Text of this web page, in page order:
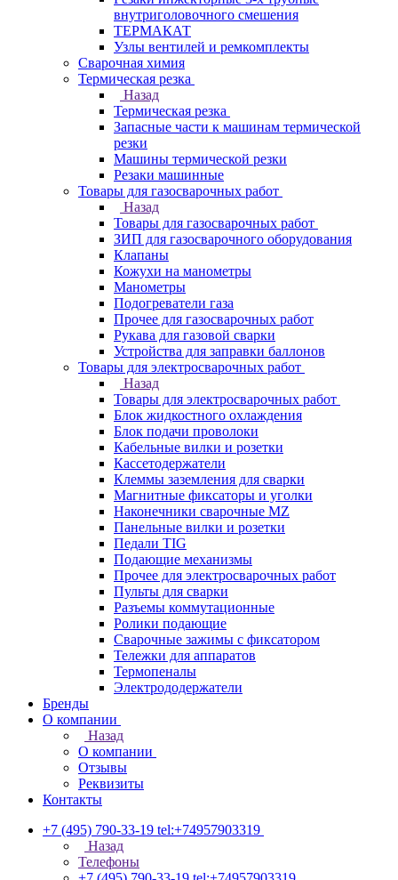
внутриголовочного смешения
ТЕРМАКАТ
Узлы вентилей и ремкомплекты
Сварочная химия
Термическая резка
Назад
Термическая резка
Запасные части к машинам термической
резки
Машины термической резки
Резаки машинные
Товары для газосварочных работ
Назад
Товары для газосварочных работ
ЗИП для газосварочного оборудования
Клапаны
Кожухи на манометры
Манометры
Подогреватели газа
Прочее для газосварочных работ
Рукава для газовой сварки
Устройства для заправки баллонов
Товары для электросварочных работ
Назад
Товары для электросварочных работ
Блок жидкостного охлаждения
Блок подачи проволоки
Кабельные вилки и розетки
Кассетодержатели
Клеммы заземления для сварки
Магнитные фиксаторы и уголки
Наконечники сварочные MZ
Панельные вилки и розетки
Педали TIG
Подающие механизмы
Прочее для электросварочных работ
Пульты для сварки
Разъемы коммутационные
Ролики подающие
Сварочные зажимы с фиксатором
Тележки для аппаратов
Термопеналы
Электрододержатели
Бренды
О компании
Назад
О компании
Отзывы
Реквизиты
Контакты
+7 (495) 790-33-19 tel:+74957903319
Назад
Телефоны